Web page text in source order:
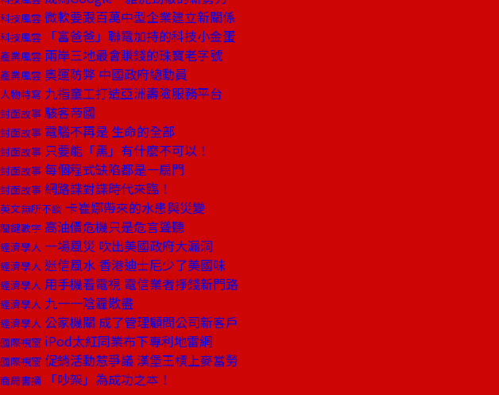
科技風雲 微軟要跟百萬中型企業建立新關係
科技風雲 「富爸爸」聯電加持的科技小金蛋
產業風雲 兩岸三地最會賺錢的珠寶老字號
產業風雲 奧運防弊 中國政府總動員
人物特寫 九指童工打造亞洲壽險服務平台
封面故事 駭客帝國
封面故事 電腦不再是 生命的全部
封面故事 只要能「黑」有什麼不可以！
封面故事 每個程式缺陷都是一扇門
封面故事 網路諜對諜時代來臨！
英文無所不談 卡崔娜帶來的水患與災變
關鍵數字 高油價危機只是危言聳聽
經濟學人 一場風災 吹出美國政府大漏洞
經濟學人 迷信風水 香港迪士尼少了美國味
經濟學人 用手機看電視 電信業者掙錢新門路
經濟學人 九一一陰霾散盡
經濟學人 公家機關 成了管理顧問公司新客戶
國際視窗 iPod太紅同業布下專利地雷網
國際視窗 促銷活動惹爭議 漢堡王槓上麥當勞
商周書摘 「吵架」為成功之本！